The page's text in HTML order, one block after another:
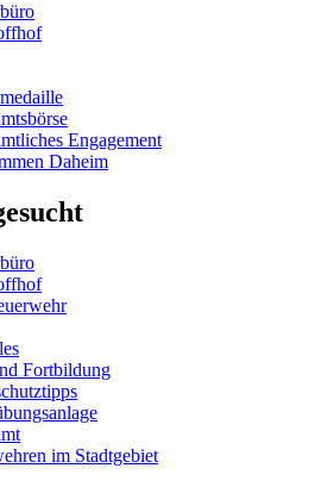
Engagement
Daheim
Fortbildung
im Stadtgebiet